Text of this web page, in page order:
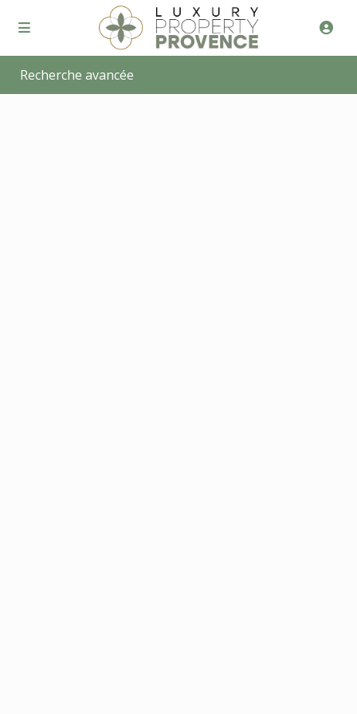
Recherche avancée